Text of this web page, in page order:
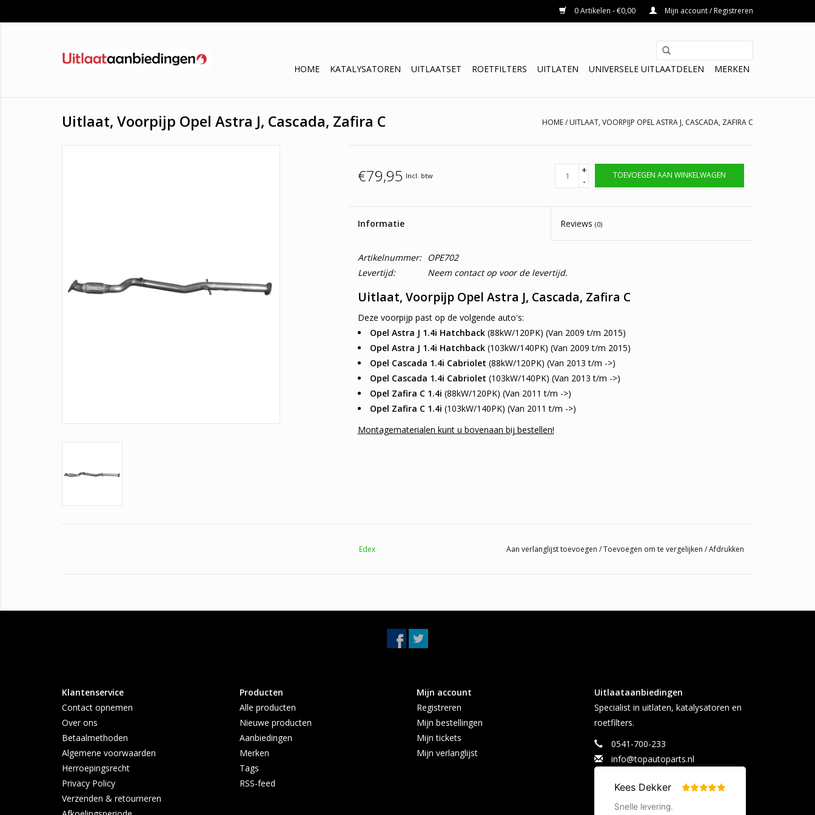
0 Artikelen - €0,00 Mijn account / Registreren
HOME KATALYSATOREN UITLAATSET ROETFILTERS UITLATEN UNIVERSELE UITLAATDELEN MERKEN
Uitlaat, Voorpijp Opel Astra J, Cascada, Zafira C HOME/ UITLAAT, VOORPIJP OPEL ASTRA J, CASCADA, ZAFIRA C
€79,95 Incl. btw
+
-
TOEVOEGEN AAN WINKELWAGEN
Informatie Reviews(0)
Artikelnummer:
OPE702
Levertijd:
Neem contact op voor de levertijd.
Uitlaat, Voorpijp Opel Astra J, Cascada, Zafira C
Deze voorpijp past op de volgende auto's:
Opel Astra J 1.4i Hatchback(88kW/120PK) (Van 2009 t/m 2015)
Opel Astra J 1.4i Hatchback(103kW/140PK) (Van 2009 t/m 2015)
Opel Cascada 1.4i Cabriolet (88kW/120PK) (Van 2013 t/m ->)
Opel Cascada 1.4i Cabriolet (103kW/140PK) (Van 2013 t/m ->)
Opel Zafira C 1.4i (88kW/120PK) (Van 2011 t/m ->)
Opel Zafira C 1.4i (103kW/140PK) (Van 2011 t/m ->)
Montagematerialen kunt u bovenaan bij bestellen!
Edex Aan verlanglijst toevoegen /Toevoegen om te vergelijken /Afdrukken
Klantenservice
Contact opnemen
Over ons
Betaalmethoden
Algemene voorwaarden
Herroepingsrecht
Privacy Policy
Verzenden & retourneren
Producten
Alle producten
Nieuwe producten
Aanbiedingen
Merken
Tags
RSS-feed
Mijn account
Registreren
Mijn bestellingen
Mijn tickets
Mijn verlanglijst
Uitlaataanbiedingen
Specialist in uitlaten, katalysatoren en
roetfilters.
0541-700-233
info@topautoparts.nl